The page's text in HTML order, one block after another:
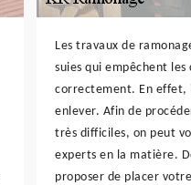
Les travaux de
suies qui empêchent
correctement. En effet,
enlever. Afin de
très difficiles, on peut
experts en la matière.
proposer de placer